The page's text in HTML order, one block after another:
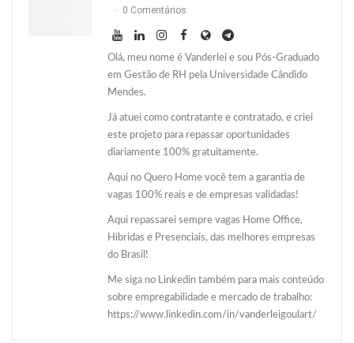
0 Comentários
Olá, meu nome é Vanderlei e sou Pós-Graduado
em Gestão de RH pela Universidade Cândido
Mendes.
Já atuei como contratante e contratado, e criei
este projeto para repassar oportunidades
diariamente 100% gratuitamente.
Aqui no Quero Home você tem a garantia de
vagas 100% reais e de empresas validadas!
Aqui repassarei sempre vagas Home Office,
Híbridas e Presenciais, das melhores empresas
do Brasil!
Me siga no Linkedin também para mais conteúdo
sobre empregabilidade e mercado de trabalho:
https://www.linkedin.com/in/vanderleigoulart/